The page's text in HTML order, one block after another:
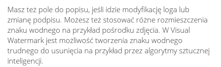
Masz też pole do popisu, jeśli idzie modyfikację loga lub
zmianę podpisu. Możesz też stosować różne rozmieszczenia
znaku wodnego na przykład pośrodku zdjęcia. W Visual
Watermark jest możliwość tworzenia znaku wodnego
trudnego do usunięcia na przykład przez algorytmy sztucznej
inteligencji.